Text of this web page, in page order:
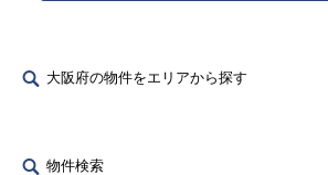
大阪府の物件をエリアから探す
物件検索